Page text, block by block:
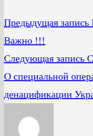
Предыдущая запись
Важно !!!
Следующая запись
О специальной
денацификации